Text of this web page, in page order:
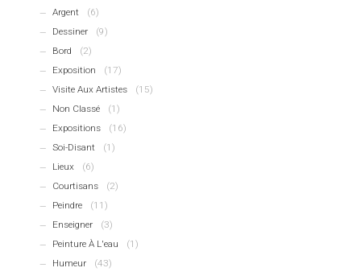
Argent
(6)
Dessiner
(9)
Bord
(2)
Exposition
(17)
Visite Aux Artistes
(15)
Non Classé
(1)
Expositions
(16)
Soi-Disant
(1)
Lieux
(6)
Courtisans
(2)
Peindre
(11)
Enseigner
(3)
Peinture À L'eau
(1)
Humeur
(43)